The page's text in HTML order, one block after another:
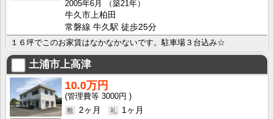
2005年6月
（築21年）
牛久市上柏田
常磐線 牛久駅 徒歩25分
１６坪でこのお家賃はなかなかないです。駐車場３台込み☆
土浦市上高津
10.0万円
3000円
2ヶ月
1ヶ月